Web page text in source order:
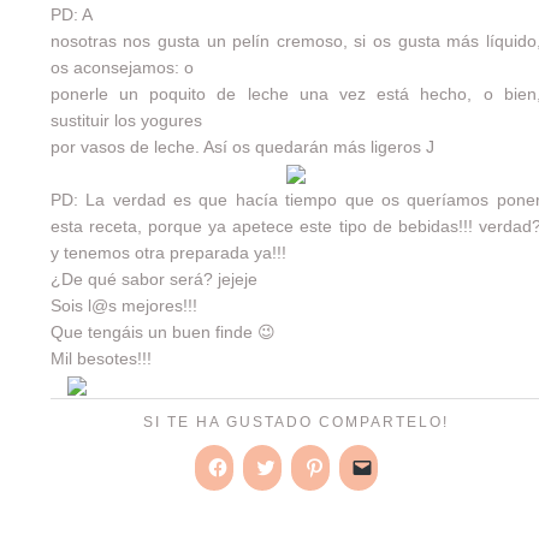
PD: A
nosotras nos gusta un pelín cremoso, si os gusta más
os aconsejamos: o
ponerle un poquito de leche una vez está hecho, o
sustituir los yogures
por vasos de leche. Así os quedarán más ligeros J
PD: La verdad es que hacía tiempo que os queríamos
esta receta, porque ya apetece este tipo de bebidas!!!
y tenemos otra preparada ya!!!
¿De qué sabor será? jejeje
Sois l@s mejores!!!
Que tengáis un buen finde 😉
Mil besotes!!!
SI TE HA GUSTADO COMPARTELO!
Haz Haz Haz Haz